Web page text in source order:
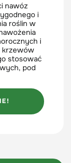
nawóz
i
roślin w
i
krzewów
stosować
pod